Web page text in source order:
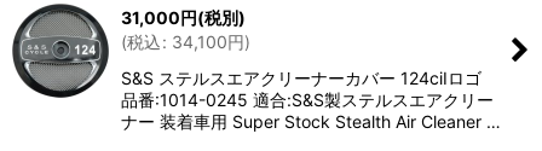
31,000円(税別)
(税込: 34,100円)
S&S ステルスエアクリーナーカバー 124ciIロゴ
品番:1014-0245 適合:S&S製ステルスエアクリー
ナー 装着車用 Super Stock Stealth Air Cleaner …